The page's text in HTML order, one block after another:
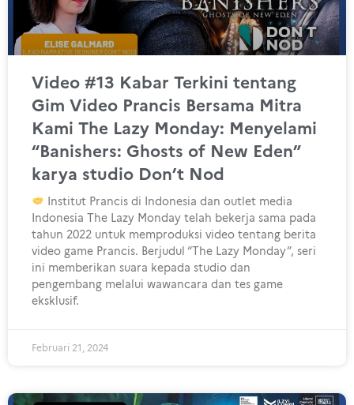
Video #13 Kabar Terkini tentang
Gim Video Prancis Bersama Mitra
Kami The Lazy Monday: Menyelami
“Banishers: Ghosts of New Eden”
karya studio Don’t Nod
Institut Prancis di Indonesia dan outlet media
Indonesia The Lazy Monday telah bekerja sama pada
tahun 2022 untuk memproduksi video tentang berita
video game Prancis. Berjudul “The Lazy Monday”, seri
ini memberikan suara kepada studio dan
pengembang melalui wawancara dan tes game
eksklusif.
Februari 21, 2024